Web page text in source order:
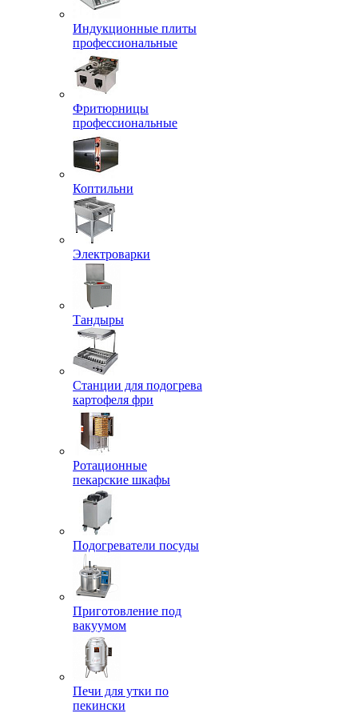
Индукционные плиты
профессиональные
Фритюрницы
профессиональные
Коптильни
Электроварки
Тандыры
Станции для подогрева
картофеля фри
Ротационные
пекарские шкафы
Подогреватели посуды
Приготовление под
вакуумом
Печи для утки по
пекински